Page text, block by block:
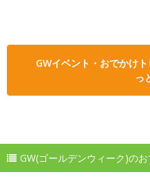
GWイベント・おでかけ
っ
GW(ゴールデンウィーク)の